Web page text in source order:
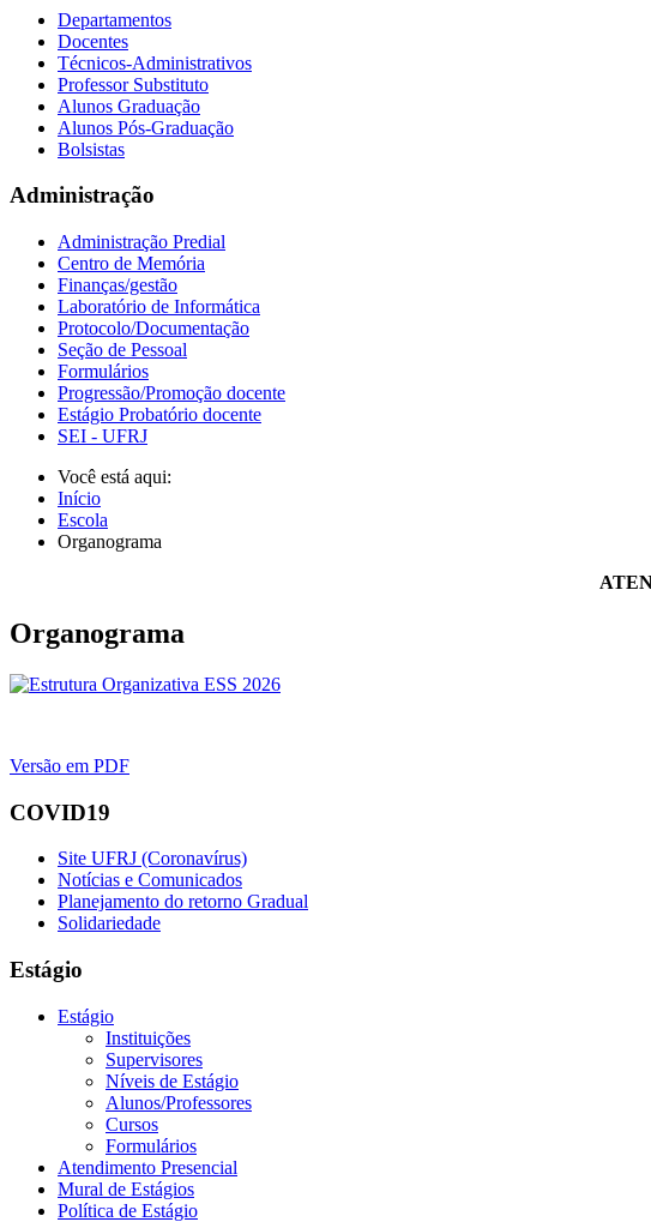
Departamentos
Docentes
Técnicos-Administrativos
Professor Substituto
Alunos Graduação
Alunos Pós-Graduação
Bolsistas
Administração
Administração Predial
Centro de Memória
Finanças/gestão
Laboratório de Informática
Protocolo/Documentação
Seção de Pessoal
Formulários
Progressão/Promoção docente
Estágio Probatório docente
SEI - UFRJ
Você está aqui:
Início
Escola
Organograma
Organograma
Versão em PDF
COVID19
Site UFRJ (Coronavírus)
Notícias e Comunicados
Planejamento do retorno Gradual
Solidariedade
Estágio
Estágio
Instituições
Supervisores
Níveis de Estágio
Alunos/Professores
Cursos
Formulários
Atendimento Presencial
Mural de Estágios
Política de Estágio